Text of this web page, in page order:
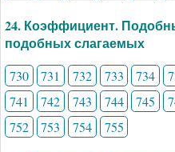
24. Коэффициент.
подобных слагаемых
730 731 732 733 734
741
742 743 744 745
752
753 754 755